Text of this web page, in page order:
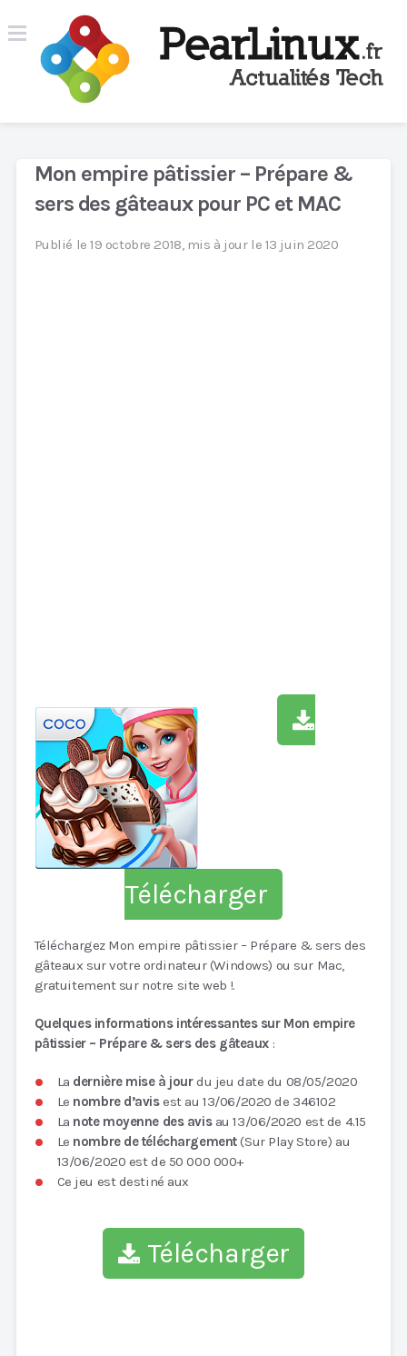
Mon empire pâtissier – Prépare &
sers des gâteaux pour PC et MAC
Publié le 19 octobre 2018, mis à jour le 13 juin 2020
Télécharger
Téléchargez Mon empire pâtissier – Prépare & sers des
gâteaux sur votre ordinateur (Windows) ou sur Mac,
gratuitement sur notre site web !.
Quelques informations intéressantes sur Mon empire
pâtissier – Prépare & sers des gâteaux :
La dernière mise à jourdu jeu date du 08/05/2020
Le nombre d’avisest au 13/06/2020 de 346102
La note moyenne des avisau 13/06/2020 est de 4.15
Le nombre de téléchargement(Sur Play Store) au
13/06/2020 est de 50 000 000+
Ce jeu est destiné aux
Télécharger